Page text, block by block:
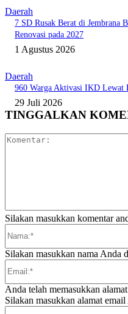
Daerah
7 SD Rusak Berat di Jembrana
Renovasi pada 2027
1 Agustus 2026
Daerah
960 Warga Aktivasi IKD Lewat
29 Juli 2026
TINGGALKAN
Silakan masukkan komentar
Silakan masukkan nama Anda
Anda telah memasukkan
Silakan masukkan alamat